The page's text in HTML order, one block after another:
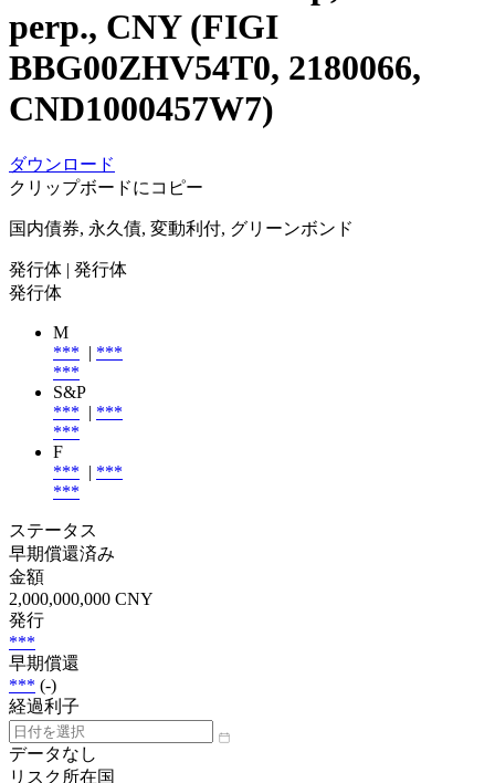
perp., CNY (FIGI
BBG00ZHV54T0, 2180066,
CND1000457W7)
ダウンロード
クリップボードにコピー
国内債券, 永久債, 変動利付, グリーンボンド
発行体 | 発行体
発行体
M
*** | ***
***
S&P
*** | ***
***
F
*** | ***
***
ステータス
早期償還済み
金額
2,000,000,000 CNY
発行
***
早期償還
*** (-)
経過利子
データなし
リスク所在国